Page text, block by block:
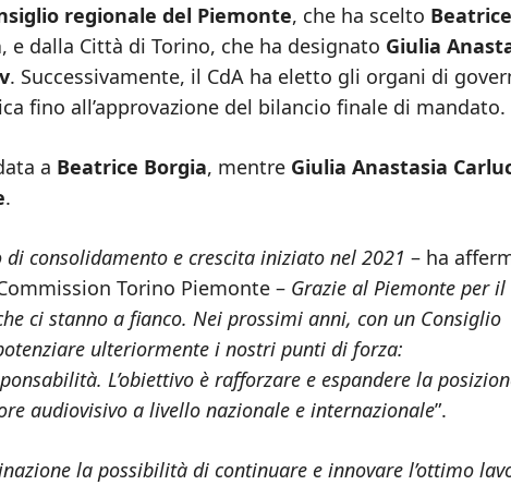
regionale del Piemonte, che ha scelto Beatrice
, e dalla Città di Torino, che ha designato Giulia
. Successivamente, il CdA ha eletto gli organi di
fino all’approvazione del bilancio finale di mandato.
a Beatrice Borgia, mentre Giulia Anastasia
.
consolidamento e crescita iniziato nel 2021 – ha
Torino Piemonte – Grazie al Piemonte per il
ci stanno a fianco. Nei prossimi anni, con un Consiglio
ulteriormente i nostri punti di forza:
L’obiettivo è rafforzare e espandere la
audiovisivo a livello nazionale e internazionale”.
la possibilità di continuare e innovare l’ottimo